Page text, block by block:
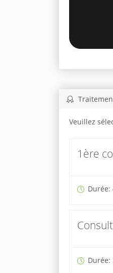
Veuillez
1ère
Durée:
Durée: